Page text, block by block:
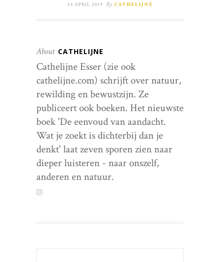
24 APRIL 2019 By CATHELIJNE
About CATHELIJNE
Cathelijne Esser (zie ook
cathelijne.com) schrijft over natuur,
rewilding en bewustzijn. Ze
publiceert ook boeken. Het nieuwste
boek 'De eenvoud van aandacht.
Wat je zoekt is dichterbij dan je
denkt' laat zeven sporen zien naar
dieper luisteren - naar onszelf,
anderen en natuur.